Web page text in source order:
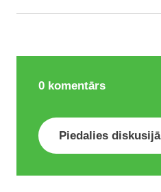
0 komentārs
Piedalies diskusijā